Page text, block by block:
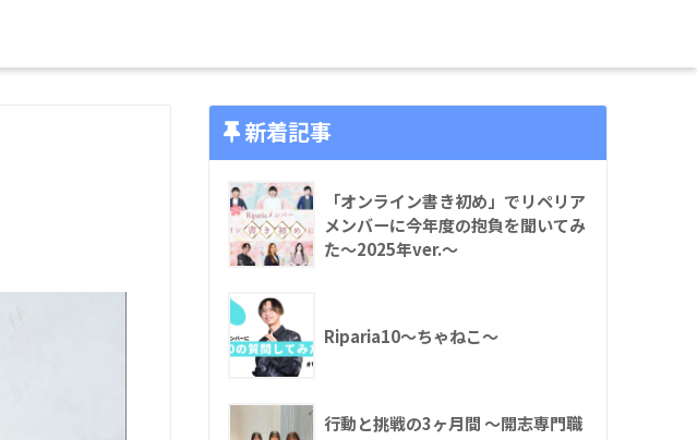
新着記事
「オンライン書き初め」でリペリア
メンバーに今年度の抱負を聞いてみ
た〜2025年ver.〜
Riparia10〜ちゃねこ〜
行動と挑戦の3ヶ月間 〜開志専門職